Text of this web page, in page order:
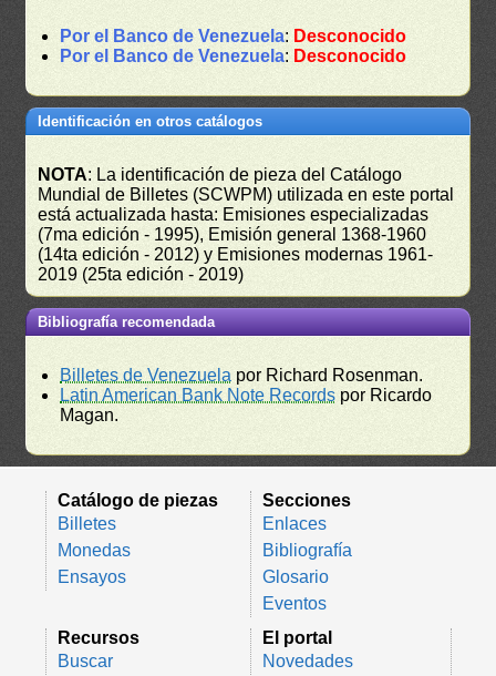
Por el Banco de Venezuela: Desconocido
Por el Banco de Venezuela: Desconocido
Identificación en otros catálogos
NOTA: La identificación de pieza del Catálogo
Mundial de Billetes (SCWPM) utilizada en este portal
está actualizada hasta: Emisiones especializadas
(7ma edición - 1995), Emisión general 1368-1960
(14ta edición - 2012) y Emisiones modernas 1961-
2019 (25ta edición - 2019)
Bibliografía recomendada
Billetes de Venezuela por Richard Rosenman.
Latin American Bank Note Records por Ricardo
Magan.
Catálogo de piezas
Billetes
Monedas
Ensayos
Secciones
Enlaces
Bibliografía
Glosario
Eventos
Recursos
Buscar
El portal
Novedades